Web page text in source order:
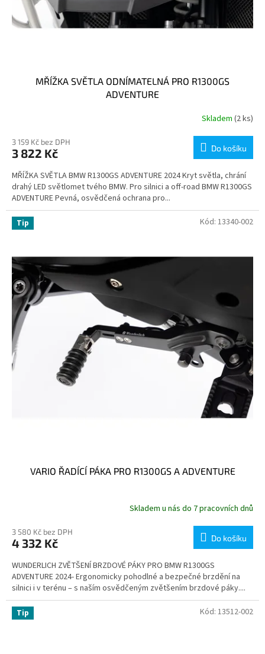
MŘÍŽKA SVĚTLA ODNÍMATELNÁ PRO R1300GS
ADVENTURE
Skladem (2 ks)
3 159 Kč bez DPH
3 822 Kč Do košíku
MŘÍŽKA SVĚTLA BMW R1300GS ADVENTURE 2024 Kryt světla, chrání
drahý LED světlomet tvého BMW. Pro silnici a off-road BMW R1300GS
ADVENTURE Pevná, osvědčená ochrana pro...
Tip
VARIO ŘADÍCÍ PÁKA PRO R1300GS A ADVENTURE
Skladem u nás do 7 pracovních dnů
3 580 Kč bez DPH
4 332 Kč Do košíku
WUNDERLICH ZVĚTŠENÍ BRZDOVÉ PÁKY PRO BMW R1300GS
ADVENTURE 2024- Ergonomicky pohodlné a bezpečné brzdění na
silnici i v terénu – s naším osvědčeným zvětšením brzdové páky....
Kód: 13340-002
Tip Kód: 13512-002